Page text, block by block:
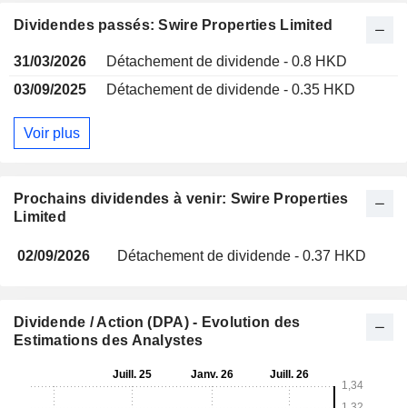
Prochains dividendes à venir: Swire Properties
Limited
02/09/2026 Détachement de dividende - 0.37 HKD
Dividendes passés: Swire Properties Limited
31/03/2026
Détachement de dividende - 0.8 HKD
03/09/2025
Détachement de dividende - 0.35 HKD
Voir plus
Dividende / Action (DPA) - Evolution des
Estimations des Analystes